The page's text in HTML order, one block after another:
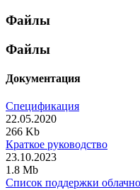
Файлы
Файлы
Документация
Спецификация
22.05.2020
266 Kb
Краткое руководство
23.10.2023
1.8 Mb
Список поддержки